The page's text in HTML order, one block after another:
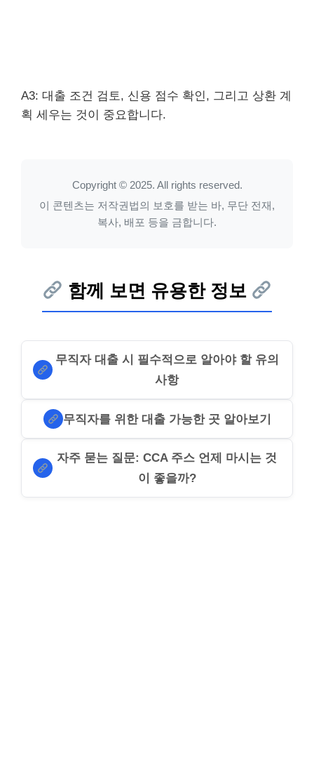
A3: 대출 조건 검토, 신용 점수 확인, 그리고 상환 계
획 세우는 것이 중요합니다.
Copyright © 2025. All rights reserved.
이 콘텐츠는 저작권법의 보호를 받는 바, 무단 전재,
복사, 배포 등을 금합니다.
함께 보면 유용한 정보
무직자 대출 시 필수적으로 알아야 할 유의
사항
무직자를 위한 대출 가능한 곳 알아보기
자주 묻는 질문: CCA 주스 언제 마시는 것
이 좋을까?